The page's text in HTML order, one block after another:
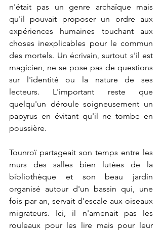
n'était pas un genre archaïque mais
qu'il pouvait proposer un ordre aux
expériences humaines touchant aux
choses inexplicables pour le commun
des mortels. Un écrivain, surtout s'il est
magicien, ne se pose pas de questions
sur l'identité ou la nature de ses
lecteurs. L'important reste que
quelqu'un déroule soigneusement un
papyrus en évitant qu'il ne tombe en
poussière.
Tounroï partageait son temps entre les
murs des salles bien lutées de la
bibliothèque et son beau jardin
organisé autour d'un bassin qui, une
fois par an, servait d'escale aux oiseaux
migrateurs. Ici, il n'amenait pas les
rouleaux pour les lire mais pour leur